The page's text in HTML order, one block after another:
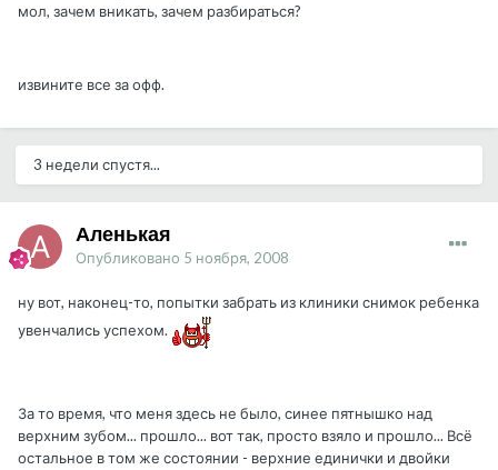
мол, зачем вникать, зачем разбираться?
извините все за офф.
3 недели спустя...
Аленькая
Опубликовано 5 ноября, 2008
ну вот, наконец-то, попытки забрать из клиники снимок ребенка
увенчались успехом.
За то время, что меня здесь не было, синее пятнышко над
верхним зубом... прошло... вот так, просто взяло и прошло... Всё
остальное в том же состоянии - верхние единички и двойки